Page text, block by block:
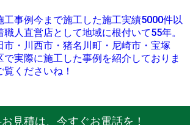
工事例今まで施工した施工実績5000件以
人直営店として地域に根付いて55年。
市・川西市・猪名川町・尼崎市・宝塚
で実際に施工した事例を紹介しておりま
くださいね！
動の塗替え・屋根リフォームの職人直営
見積は、今すぐお電話を！